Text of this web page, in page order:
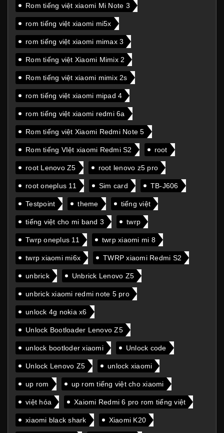
Rom tiếng việt xiaomi Mi Note 3
rom tiếng việt xiaomi mi5x
rom tiếng việt xiaomi mimax 3
Rom tiếng việt Xiaomi Mimix 2
Rom tiếng việt xiaomi mimix 2s
rom tiếng việt xiaomi mipad 4
rom tiếng việt xiaomi redmi 6a
Rom tiếng việt Xiaomi Redmi Note 5
Rom tiếng VIệt xiaomi Redmi S2 root
root Lenovo Z5 root lenovo z5 pro
root oneplus 11 Sim card TB-J606
Testpoint theme tiếng việt
tiếng việt cho mi band 3 twrp
Twrp oneplus 11 twrp xiaomi mi 8
twrp xiaomi mi6x TWRP xiaomi Redmi S2
unbrick Unbrick Lenovo Z5
unbrick xiaomi redmi note 5 pro
unlock 4g nokia x6
Unlock Bootloader Lenovo Z5
unlock bootloder xiaomi Unlock code
Unlock Lenovo Z5 unlock xiaomi
up rom up rom tiếng việt cho xiaomi
việt hóa Xaiomi Redmi 6 pro rom tiếng việt
xiaomi black shark Xiaomi K20